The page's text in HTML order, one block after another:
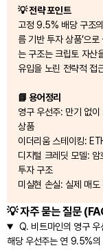
💡 전략 포인트
고정 9.5% 배당 구조
름 기반 투자 상품’으
는 구조는 크립토 자산
유입을 노린 전략적 접
📘 용어정리
영구 우선주: 만기 없
상품
이더리움 스테이킹:
디지털 크레딧 모델:
투자 구조
미실현 손실: 실제 매
💡 자주 묻는 질문
Q. 비트마인의 영구
해당 우선주는 연 9.5%의